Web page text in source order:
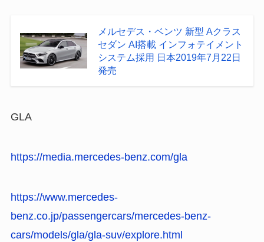
メルセデス・ベンツ 新型 Aクラス
セダン AI搭載 インフォテイメント
システム採用 日本2019年7月22日
発売
GLA
https://media.mercedes-benz.com/gla
https://www.mercedes-
benz.co.jp/passengercars/mercedes-benz-
cars/models/gla/gla-suv/explore.html